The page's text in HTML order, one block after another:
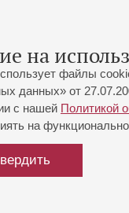
на
файлы
данных» от
с нашей Политикой
на